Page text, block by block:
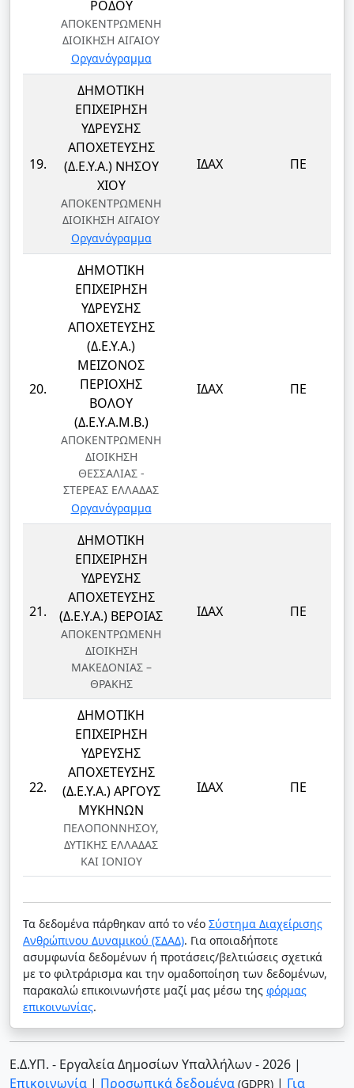
ΡΟΔΟΥ
ΑΠΟΚΕΝΤΡΩΜΕΝΗ
ΔΙΟΙΚΗΣΗ ΑΙΓΑΙΟΥ
Οργανόγραμμα
19.
ΔΗΜΟΤΙΚΗ
ΕΠΙΧΕΙΡΗΣΗ
ΥΔΡΕΥΣΗΣ
ΑΠΟΧΕΤΕΥΣΗΣ
(Δ.Ε.Υ.Α.) ΝΗΣΟΥ
ΧΙΟΥ
ΑΠΟΚΕΝΤΡΩΜΕΝΗ
ΔΙΟΙΚΗΣΗ ΑΙΓΑΙΟΥ
Οργανόγραμμα
ΙΔΑΧ ΠΕ
20.
ΔΗΜΟΤΙΚΗ
ΕΠΙΧΕΙΡΗΣΗ
ΥΔΡΕΥΣΗΣ
ΑΠΟΧΕΤΕΥΣΗΣ
(Δ.Ε.Υ.Α.)
ΜΕΙΖΟΝΟΣ
ΠΕΡΙΟΧΗΣ
ΒΟΛΟΥ
(Δ.Ε.Υ.Α.Μ.Β.)
ΑΠΟΚΕΝΤΡΩΜΕΝΗ
ΔΙΟΙΚΗΣΗ
ΘΕΣΣΑΛΙΑΣ -
ΣΤΕΡΕΑΣ ΕΛΛΑΔΑΣ
Οργανόγραμμα
ΙΔΑΧ ΠΕ
21.
ΔΗΜΟΤΙΚΗ
ΕΠΙΧΕΙΡΗΣΗ
ΥΔΡΕΥΣΗΣ
ΑΠΟΧΕΤΕΥΣΗΣ
(Δ.Ε.Υ.Α.) ΒΕΡΟΙΑΣ
ΑΠΟΚΕΝΤΡΩΜΕΝΗ
ΔΙΟΙΚΗΣΗ
ΜΑΚΕΔΟΝΙΑΣ –
ΘΡΑΚΗΣ
ΙΔΑΧ ΠΕ
22.
ΔΗΜΟΤΙΚΗ
ΕΠΙΧΕΙΡΗΣΗ
ΥΔΡΕΥΣΗΣ
ΑΠΟΧΕΤΕΥΣΗΣ
(Δ.Ε.Υ.Α.) ΑΡΓΟΥΣ
ΜΥΚΗΝΩΝ
ΠΕΛΟΠΟΝΝΗΣΟΥ,
ΔΥΤΙΚΗΣ ΕΛΛΑΔΑΣ
ΚΑΙ ΙΟΝΙΟΥ
ΙΔΑΧ ΠΕ
Τα δεδομένα πάρθηκαν από το νέο Σύστημα Διαχείρισης
Ανθρώπινου Δυναμικού (ΣΔΑΔ). Για οποιαδήποτε
ασυμφωνία δεδομένων ή προτάσεις/βελτιώσεις σχετικά
με το φιλτράρισμα και την ομαδοποίηση των δεδομένων,
παρακαλώ επικοινωνήστε μαζί μας μέσω της φόρμας
επικοινωνίας.
Ε.Δ.ΥΠ. - Εργαλεία Δημοσίων Υπαλλήλων - 2026 |
Επικοινωνία | Προσωπικά δεδομένα (GDPR) | Για